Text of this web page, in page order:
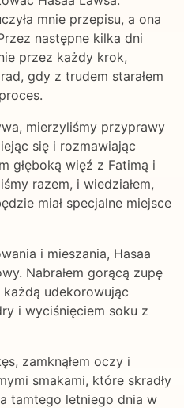
mnie przepisu, a ona
następne kilka dni
przez każdy krok,
gdy z trudem starałem
mierzyliśmy przyprawy
się i rozmawiając
głęboką więź z Fatimą i
razem, i wiedziałem,
miał specjalne miejsce
i mieszania, Hasaa
Nabrałem gorącą zupę
udekorowując
i wyciśnięciem soku z
zamknąłem oczy i
smakami, które skradły
tamtego letniego dnia w